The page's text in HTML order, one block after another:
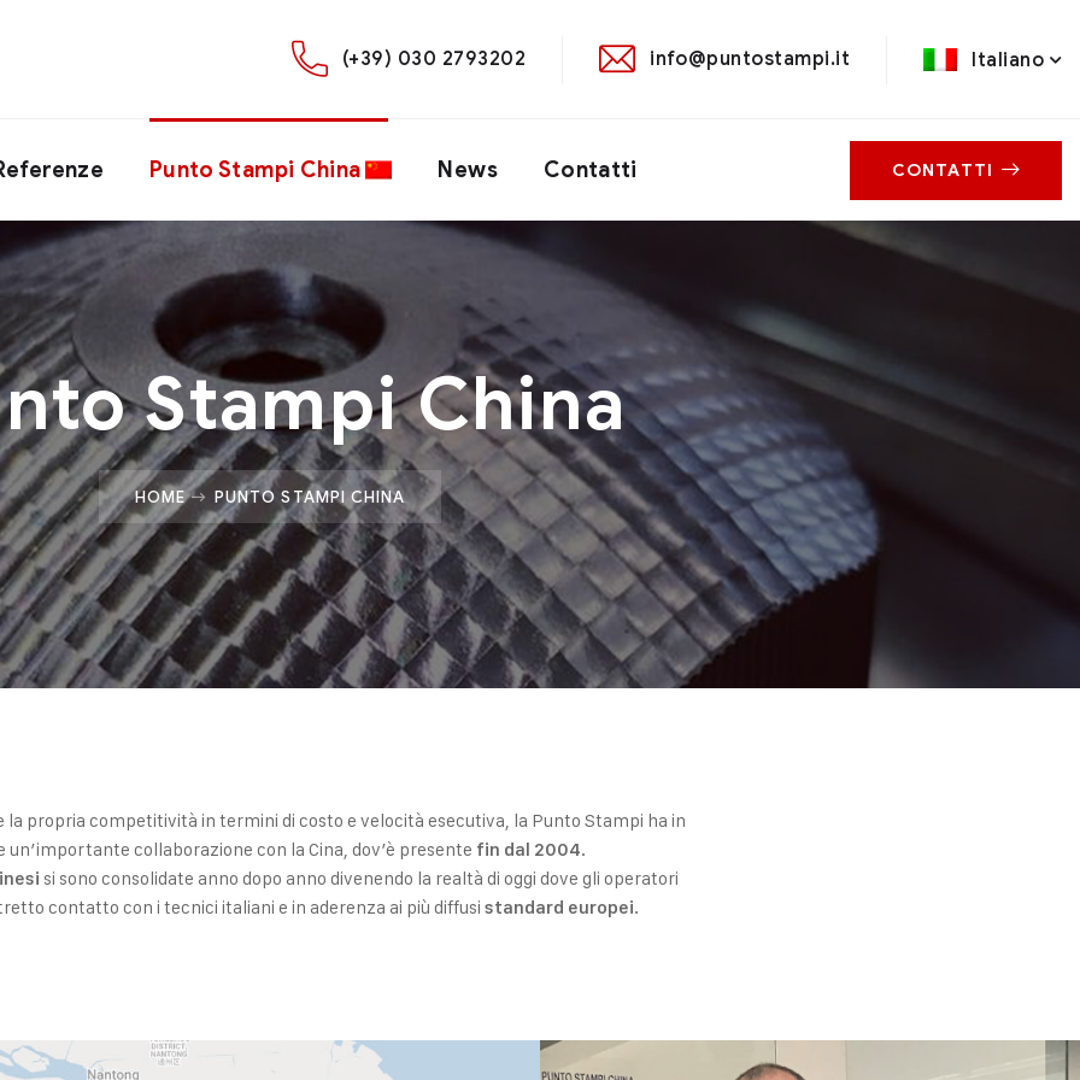
(+39) 030 2793202 info@puntostampi.it Italiano
Punto Stampi China News Contatti CONTATTI
Stampi China
HOME PUNTO STAMPI CHINA
la propria competitività in termini di costo e velocità esecutiva, la Punto Stampi ha in
un’importante collaborazione con la Cina, dov’è presente fin dal 2004.
si sono consolidate anno dopo anno divenendo la realtà di oggi dove gli operatori
contatto con i tecnici italiani e in aderenza ai più diffusistandard europei.